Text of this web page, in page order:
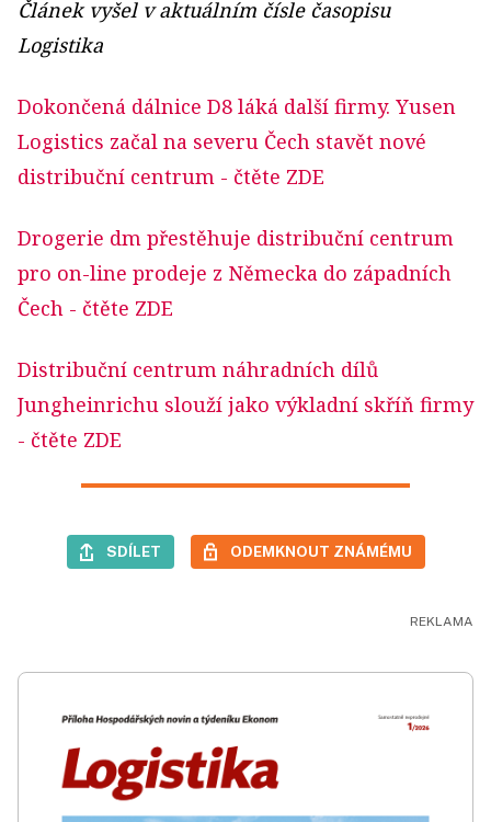
Článek vyšel v aktuálním čísle časopisu
Logistika
Dokončená dálnice D8 láká další firmy. Yusen
Logistics začal na severu Čech stavět nové
distribuční centrum - čtěte ZDE
Drogerie dm přestěhuje distribuční centrum
pro on-line prodeje z Německa do západních
Čech - čtěte ZDE
Distribuční centrum náhradních dílů
Jungheinrichu slouží jako výkladní skříň firmy
- čtěte ZDE
SDÍLET ODEMKNOUT ZNÁMÉMU